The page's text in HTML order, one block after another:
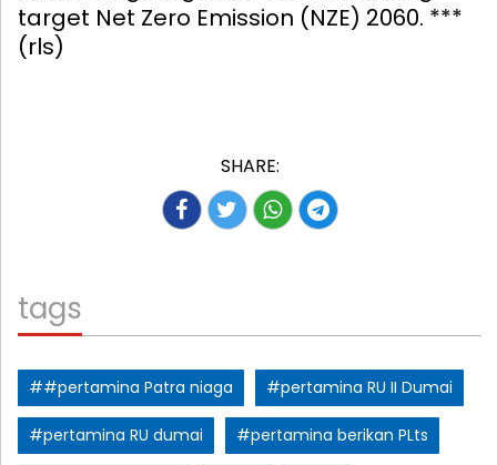
target Net Zero Emission (NZE) 2060. ***
(rls)
SHARE:
tags
##pertamina Patra niaga #pertamina RU II Dumai
#pertamina RU dumai #pertamina berikan PLts